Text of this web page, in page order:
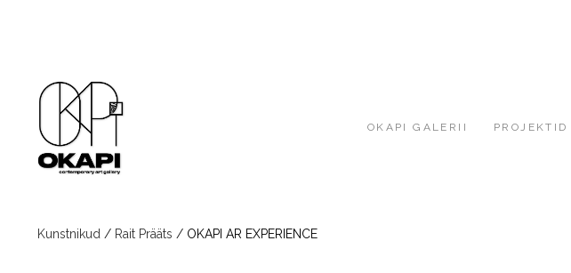
OKAPI GALERII PROJEKTID
Kunstnikud / Rait Prääts / OKAPI AR EXPERIENCE